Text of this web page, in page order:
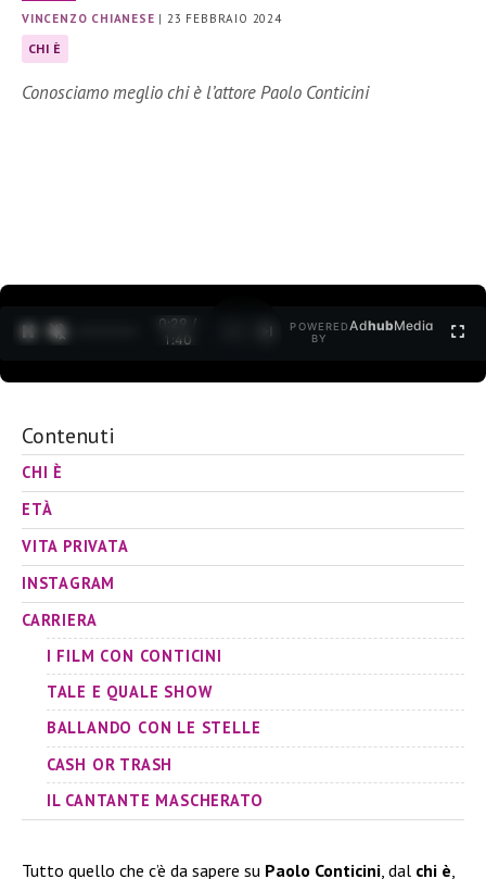
VINCENZO CHIANESE |23 FEBBRAIO 2024
CHI È
Conosciamo meglio chi è l’attore Paolo Conticini
0:30 /
1:40
POWERED
BY
AdhubMedia
Contenuti
CHI È
ETÀ
VITA PRIVATA
INSTAGRAM
CARRIERA
I FILM CON CONTICINI
TALE E QUALE SHOW
BALLANDO CON LE STELLE
CASH OR TRASH
IL CANTANTE MASCHERATO
Tutto quello che c’è da sapere su Paolo Conticini , dal chi è